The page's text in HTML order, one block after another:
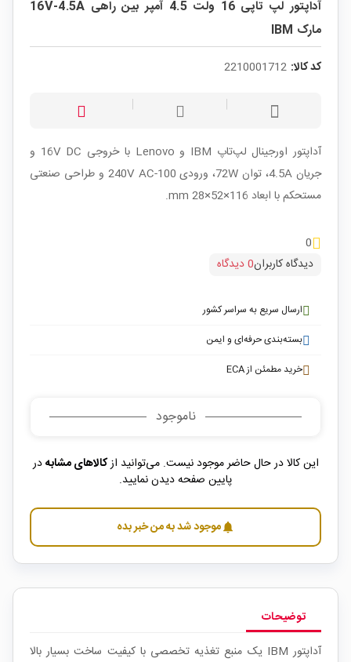
آداپتور لپ تاپی 16 ولت 4.5 آمپر بین راهی 16V-4.5A
مارک IBM
کد کالا: 2210001712
آداپتور اورجینال لپ‌تاپ IBM و Lenovo با خروجی 16V DC و
جریان 4.5A، توان 72W، ورودی 100-240V AC و طراحی صنعتی
مستحکم با ابعاد 116×52×28 mm.
0
دیدگاه کاربران0 دیدگاه
ارسال سریع به سراسر کشور
بسته‌بندی حرفه‌ای و ایمن
خرید مطمئن از ECA
ناموجود
این کالا در حال حاضر موجود نیست. می‌توانید ازکالاهای مشابهدر
پایین صفحه دیدن نمایید.
notificationsموجود شد به من خبر بده
توضیحات
آداپتور IBM یک منبع تغذیه تخصصی با کیفیت ساخت بسیار بالا